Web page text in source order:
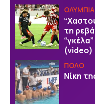
τη
(video)
ΠΟΛΟ
Νίκη